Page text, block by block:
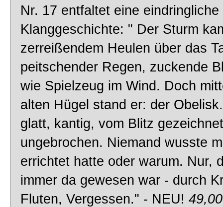
Klassik
Boléro
Arie
Habanera - Tipp!
Ballettmusik
Pizzicati from Sylvia
spätromantisches Orchesterwerk
Dvorak Largo - NEU!
Spanischer Konzertwalzer
Dolores
Sinfonische Ballettmusik
Nr. 17 entfaltet eine eindringliche
Klanggeschichte: " Der Sturm
zerreißendem Heulen über das
peitschender Regen, zuckende
wie Spielzeug im Wind. Doch
alten Hügel stand er: der
glatt, kantig, vom Blitz
ungebrochen. Niemand wusste
errichtet hatte oder warum. Nur,
immer da gewesen war - durch
Fluten, Vergessen." - NEU!